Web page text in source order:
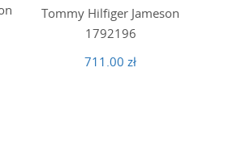
Tommy Hilfiger Jameson
1792196
711.00 zł